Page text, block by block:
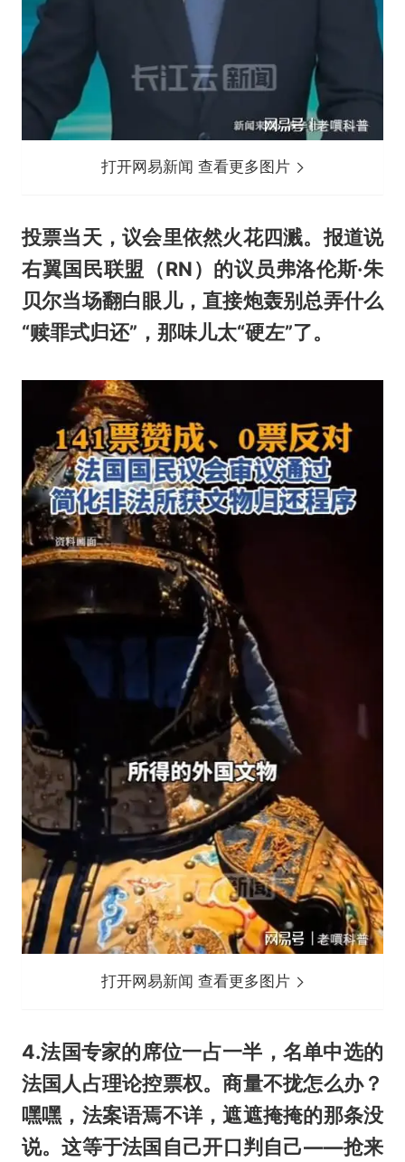
打开网易新闻 查看更多图片
投票当天，议会里依然火花四溅。报道说
右翼国民联盟（RN）的议员弗洛伦斯·朱
贝尔当场翻白眼儿，直接炮轰别总弄什么
“赎罪式归还”，那味儿太“硬左”了。
打开网易新闻 查看更多图片
4.法国专家的席位一占一半，名单中选的
法国人占理论控票权。商量不拢怎么办？
嘿嘿，法案语焉不详，遮遮掩掩的那条没
说。这等于法国自己开口判自己——抢来